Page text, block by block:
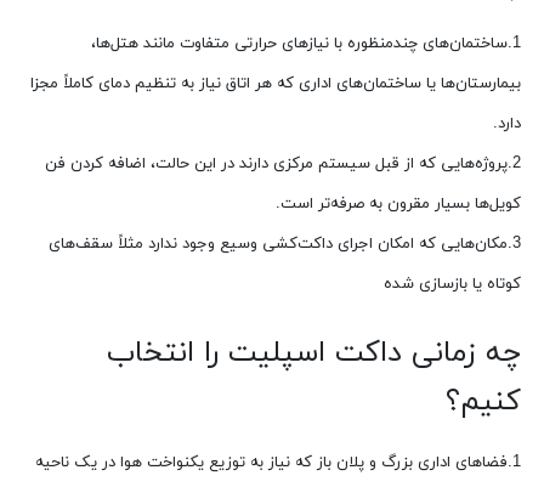
1.ساختمان‌های چندمنظوره با نیازهای حرارتی متفاوت مانند هتل‌ها،
بیمارستان‌ها یا ساختمان‌های اداری که هر اتاق نیاز به تنظیم دمای کاملاً مجزا
دارد.
2.پروژه‌هایی که از قبل سیستم مرکزی دارند در این حالت، اضافه کردن فن
کویل‌ها بسیار مقرون به صرفه‌تر است.
3.مکان‌هایی که امکان اجرای داکت‌کشی وسیع وجود ندارد مثلاً سقف‌های
کوتاه یا بازسازی شده
چه زمانی داکت اسپلیت را انتخاب
کنیم؟
1.فضاهای اداری بزرگ و پلان باز که نیاز به توزیع یکنواخت هوا در یک ناحیه